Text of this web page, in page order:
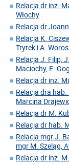
Relacja dr inż.
Włochy
Relacja dr
Relacja K.
Trytek i A.
Relacja J. Filip,
Maciochy, E.
Relacja dr inż.
Relacja dra
Marcina
Relacja dr M.
Relacja dr hab.
Relacja mgr J.
mgr M. Szeląg,
Relacja dr inż.